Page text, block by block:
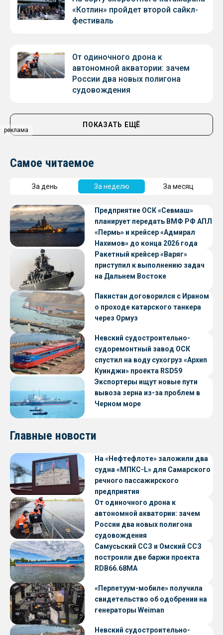
реклама
«Котлин» пройдет второй сайкл-
фестиваль
От одиночного дрона к
автономной акватории: зачем
России два новых полигона
судовождения
ПОКАЗАТЬ ЕЩЁ
Самое читаемое
За день За неделю За месяц
Предприятие ОСК «Севмаш»
планирует передать ВМФ РФ АПЛ
«Пермь» и крейсер «Адмирал
Нахимов» до конца 2026 года
Ракетный крейсер «Варяг»
приступил к выполнению задач
на Дальнем Востоке
Пакистан договорился с Ираном
о проходе катарского танкера
через Ормуз
Невский судостроительно-
судоремонтный завод ОСК
спустил на воду сухогруз «Архип
Куинджи» проекта RSD59
Экспортеры ищут новые пути
вывоза зерна из-за проблем в
Черном море
Главные новости
На «Нефтефлоте» заложили два
судна «МПКС-L» для Самарского
речного пассажирского
предприятия
От одиночного дрона к
автономной акватории: зачем
России два новых полигона
судовождения
Самусьский ССЗ и Омский ССЗ
построили две баржи проекта
RDB66.68МА
«Перпетуум-мобиле» получила
свидетельство об одобрении на
генераторы Weiman
Невский судостроительно-